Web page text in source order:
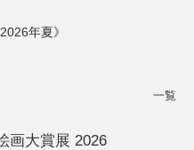
年夏》
一覧
画大賞展 2026